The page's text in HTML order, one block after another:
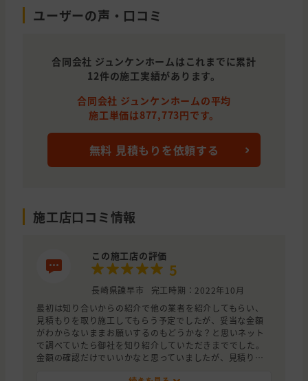
ユーザーの声・口コミ
合同会社 ジュンケンホームはこれまでに累計
12件の施工実績があります。
合同会社 ジュンケンホームの平均
施工単価は877,773円です。
無料 見積もりを依頼する
施工店口コミ情報
この施工店の評価
5
長崎県諫早市
完工時期：2022年10月
最初は知り合いからの紹介で他の業者を紹介してもらい、
見積もりを取り施工してもらう予定でしたが、妥当な金額
がわからないままお願いするのもどうかな？と思いネット
で調べていたら御社を知り紹介していただきまででした。
金額の確認だけでいいかなと思っていましたが、見積りに